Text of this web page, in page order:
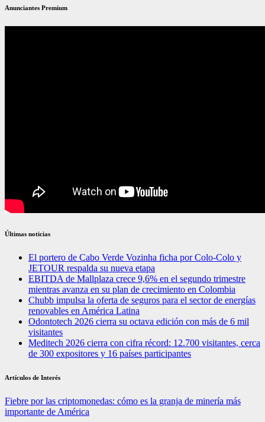
Anunciantes Premium
Últimas noticias
El portero de Cabo Verde Vozinha ficha por Colo-Colo y
JETOUR respalda su nueva etapa
EBITDA de Mallplaza crece 9,6% en el segundo trimestre
mientras avanza en su plan de crecimiento en Colombia
Chubb impulsa la oferta de seguros para el sector de energías
renovables en América Latina
Odontotech 2026 cierra su octava edición con más de 6 mil
visitantes
Meditech 2026 cierra con cifra récord: 12.700 visitantes, cerca
de 300 expositores y 16 países participantes
Artículos de Interés
Fiebre por las criptomonedas: cómo es la granja de minería más
importante de América